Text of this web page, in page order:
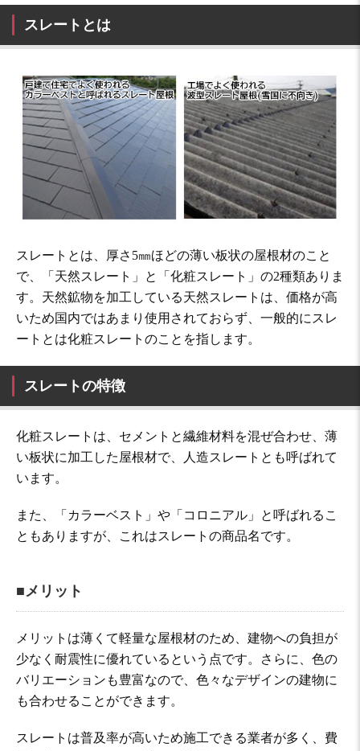
スレートとは
スレートとは、厚さ5㎜ほどの薄い板状の屋根材のこと
で、「天然スレート」と「化粧スレート」の2種類ありま
す。天然鉱物を加工している天然スレートは、価格が高
いため国内ではあまり使用されておらず、一般的にスレ
ートとは化粧スレートのことを指します。
スレートの特徴
化粧スレートは、セメントと繊維材料を混ぜ合わせ、薄
い板状に加工した屋根材で、人造スレートとも呼ばれて
います。
また、「カラーベスト」や「コロニアル」と呼ばれるこ
ともありますが、これはスレートの商品名です。
■メリット
メリットは薄くて軽量な屋根材のため、建物への負担が
少なく耐震性に優れているという点です。さらに、色の
バリエーションも豊富なので、色々なデザインの建物に
も合わせることができます。
スレートは普及率が高いため施工できる業者が多く、費